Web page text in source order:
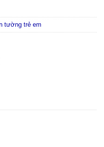
tường trẻ em